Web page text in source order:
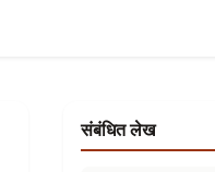
संबंधित लेख